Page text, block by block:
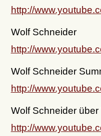
http://
Wolf Schneider
http://
Wolf Schneider
http://
Wolf Schneider über
http://